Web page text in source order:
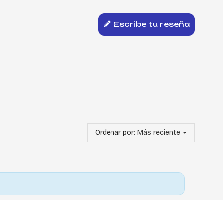
Escribe tu reseña
Ordenar por: Más reciente